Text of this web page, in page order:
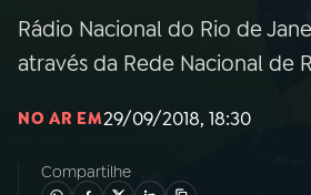
03PROGRAMAÇÃO
05PODCASTS
Rádio Nacional do Rio de
através da Rede Nacional de
NO AR EM29/09/2018, 18:30
Compartilhe